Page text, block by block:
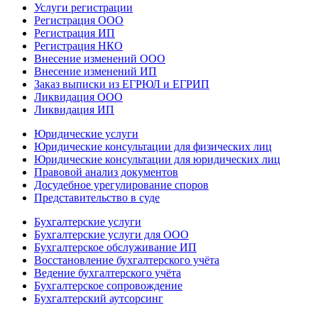
Услуги регистрации
Регистрация ООО
Регистрация ИП
Регистрация НКО
Внесение изменений ООО
Внесение изменений ИП
Заказ выписки из ЕГРЮЛ и ЕГРИП
Ликвидация ООО
Ликвидация ИП
Юридические услуги
Юридические консультации для физических лиц
Юридические консультации для юридических лиц
Правовой анализ документов
Досудебное урегулирование споров
Представительство в суде
Бухгалтерские услуги
Бухгалтерские услуги для ООО
Бухгалтерское обслуживание ИП
Восстановление бухгалтерского учёта
Ведение бухгалтерского учёта
Бухгалтерское сопровождение
Бухгалтерский аутсорсинг